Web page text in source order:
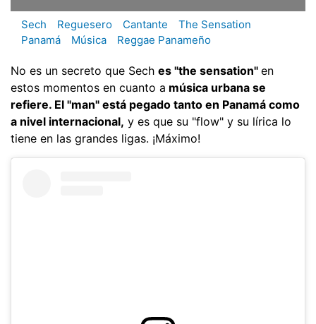
Sech Reguesero Cantante
The Sensation
Panamá
Música Reggae Panameño
No es un secreto que Sech es "the sensation" en
estos momentos en cuanto a música urbana se
refiere. El "man" está pegado tanto en Panamá como
a nivel internacional, y es que su "flow" y su lírica lo
tiene en las grandes ligas. ¡Máximo!